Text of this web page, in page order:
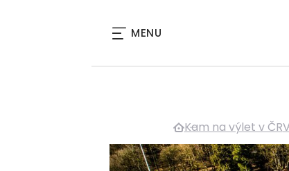
MENU
Kam na výlet v ČR